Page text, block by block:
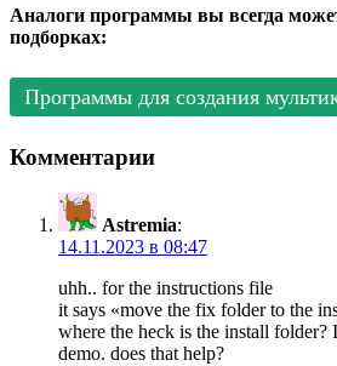
Аналоги программы вы всегда
подборках:
Программы для создания
Комментарии
Astremia:
14.11.2023 в 08:47
uhh.. for the instructions file
it says «move the fix folder to the
where the heck is the install folder?
demo. does that help?